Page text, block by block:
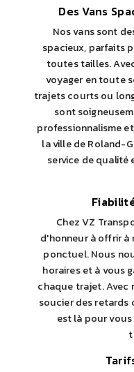
Des Vans
Nos vans sont
spacieux, parfaits
toutes tailles.
voyager en toute
trajets courts ou
sont
professionnalisme
la ville de Roland-
service de qualité
Chez VZ
d'honneur à offrir à
ponctuel. Nous
horaires et à vous
chaque trajet. Avec
soucier des retards
est là pour